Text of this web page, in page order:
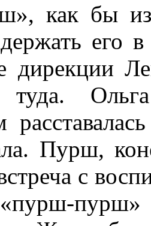
как бы
его
дирекции
туда.
Пурш,
с